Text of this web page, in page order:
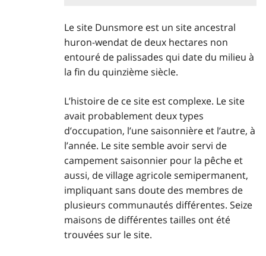
Le site Dunsmore est un site ancestral
huron-wendat de deux hectares non
entouré de palissades qui date du milieu à
la fin du quinzième siècle.
L’histoire de ce site est complexe. Le site
avait probablement deux types
d’occupation, l’une saisonnière et l’autre, à
l’année. Le site semble avoir servi de
campement saisonnier pour la pêche et
aussi, de village agricole semipermanent,
impliquant sans doute des membres de
plusieurs communautés différentes. Seize
maisons de différentes tailles ont été
trouvées sur le site.